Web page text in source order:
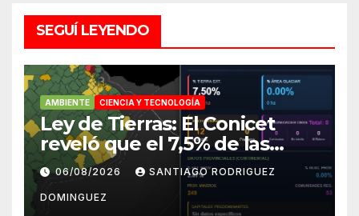
SEGUÍ LEYENDO
AMBIENTE CIENCIA Y TECNOLOGÍA
Ley de Tierras: El Conicet
reveló que el 7,5% de las
tierras rurales de Mar del
Plata pertenecen a
extranjeros
06/08/2026 SANTIAGO RODRIGUEZ
DOMINGUEZ